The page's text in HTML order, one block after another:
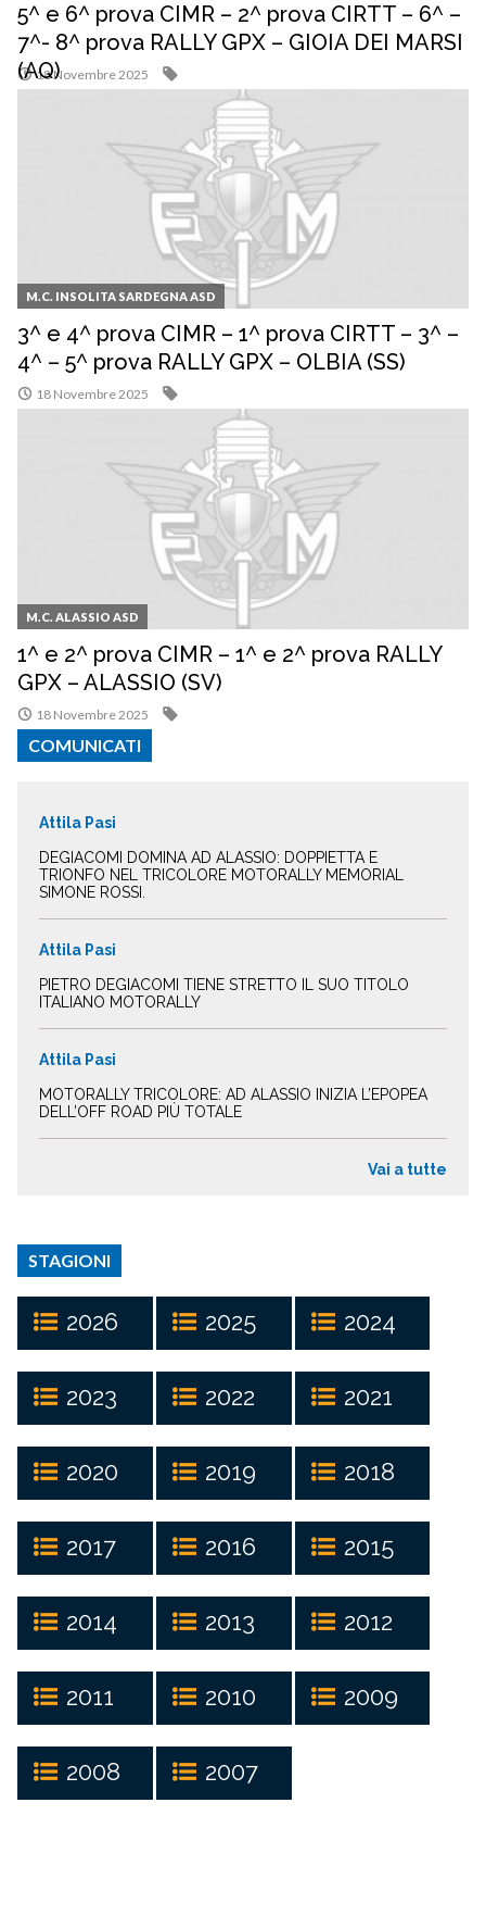
5^ e 6^ prova CIMR – 2^ prova CIRTT – 6^ –
7^- 8^ prova RALLY GPX – GIOIA DEI MARSI
(AQ)
18 Novembre 2025
M.C. INSOLITA SARDEGNA ASD
3^ e 4^ prova CIMR – 1^ prova CIRTT – 3^ –
4^ – 5^ prova RALLY GPX – OLBIA (SS)
18 Novembre 2025
M.C. ALASSIO ASD
1^ e 2^ prova CIMR – 1^ e 2^ prova RALLY
GPX – ALASSIO (SV)
18 Novembre 2025
COMUNICATI
Attila Pasi
DEGIACOMI DOMINA AD ALASSIO: DOPPIETTA E
TRIONFO NEL TRICOLORE MOTORALLY MEMORIAL
SIMONE ROSSI.
Attila Pasi
PIETRO DEGIACOMI TIENE STRETTO IL SUO TITOLO
ITALIANO MOTORALLY
Attila Pasi
MOTORALLY TRICOLORE: AD ALASSIO INIZIA L’EPOPEA
DELL’OFF ROAD PIÙ TOTALE
Vai a tutte
STAGIONI
2026 2025 2024
2023 2022 2021
2020 2019 2018
2017 2016 2015
2014 2013 2012
2011 2010 2009
2008 2007